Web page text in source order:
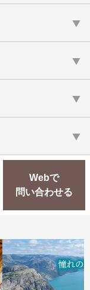
Webで
問い合わせる